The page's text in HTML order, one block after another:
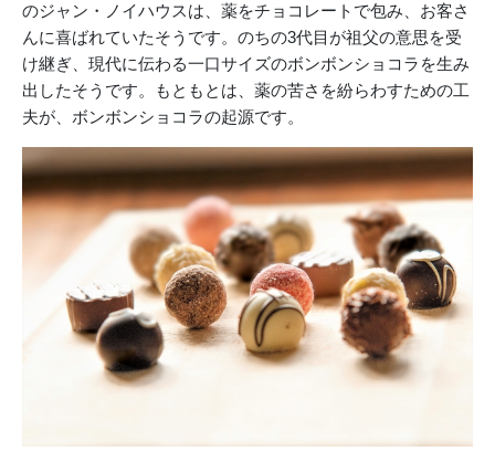
のジャン・ノイハウスは、薬をチョコレートで包み、お客さ
んに喜ばれていたそうです。のちの3代目が祖父の意思を受
け継ぎ、現代に伝わる一口サイズのボンボンショコラを生み
出したそうです。もともとは、薬の苦さを紛らわすための工
夫が、ボンボンショコラの起源です。